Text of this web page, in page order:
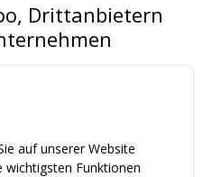
Drittanbietern
auf unserer Website
wichtigsten Funktionen